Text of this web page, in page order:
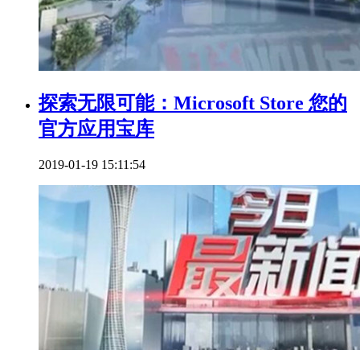
探索无限可能：Microsoft Store 您的
官方应用宝库
2019-01-19 15:11:54